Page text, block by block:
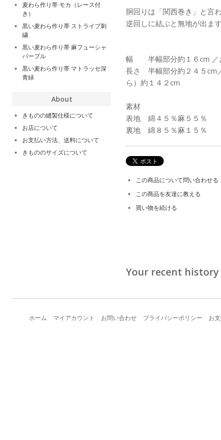
胴回りは「関西巻き」と言
逆回しに結ぶと無地が出ま
幅 半幅部分約１６cm ／
長さ 半幅部分約２４５cm
ら）約１４２cm
素材
表地 綿４５％麻５５％
裏地 綿８５％麻１５％
この商品について問い合わせる
この商品を友達に教える
買い物を続ける
Your recent history
麦わら作り帯 モカ（レース付
き）
黒い麦わら作り帯 ストライプ刺
繍
黒い麦わら作り帯 麻フューシャ
パープル
黒い麦わら作り帯 マトラッセ深
青緑
About
きものの縫製仕様について
お店について
お支払い方法、送料について
きもののサイズについて
ホーム マイアカウント お問い合わせ プライバシーポリシー お